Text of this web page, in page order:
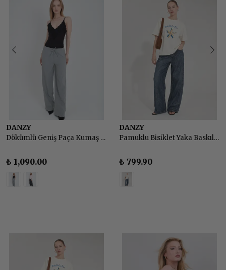
DANZY
Dökümlü Geniş Paça Kumaş Pantolon
₺ 1,090.00
DANZY
Pamuklu Bisiklet Yaka Baskılı Basic Tshirt
₺ 799.90